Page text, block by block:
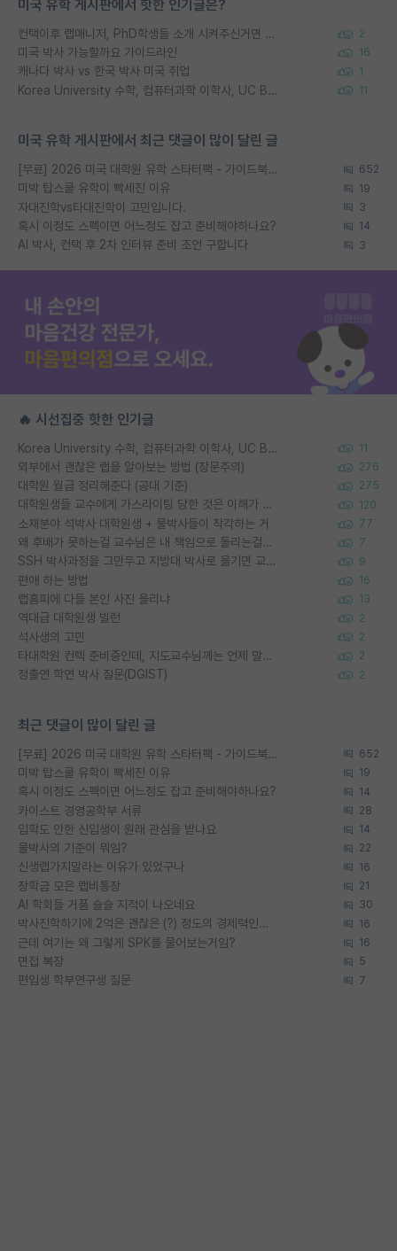
미국 유학 게시판에서 핫한 인기글은?
컨택이후 랩매니저, PhD학생들 소개 시켜주신거면 거의 컨펌에 가깝나요? 2
미국 박사 가능할까요 가이드라인 16
캐나다 박사 vs 한국 박사 미국 취업 1
Korea University 수학, 컴퓨터과학 이학사, UC Berkeley 산업공학 대학원 공학박사가 되는 것은 쉽지 않겠죠? 11
미국 유학 게시판에서 최근 댓글이 많이 달린 글
[무료] 2026 미국 대학원 유학 스타터팩 - 가이드북 & 합격자 컨택메일 템플릿 652
미박 탑스쿨 유학이 빡세진 이유 19
자대진학vs타대진학이 고민입니다. 3
혹시 이정도 스펙이면 어느정도 잡고 준비해야하나요? 14
AI 박사, 컨택 후 2차 인터뷰 준비 조언 구합니다 3
🔥 시선집중 핫한 인기글
Korea University 수학, 컴퓨터과학 이학사, UC Berkeley 산업공학 대학원 공학박사가 되는 것은 쉽지 않겠죠? 11
외부에서 괜찮은 랩을 알아보는 방법 (장문주의) 276
대학원 월급 정리해준다 (공대 기준) 275
대학원생들 교수에게 가스라이팅 당한 것은 이해가 갑니다. 안타깝네요. 120
소재분야 석박사 대학원생 + 물박사들이 착각하는 거 77
왜 후배가 못하는걸 교수님은 내 책임으로 돌리는걸까요? 7
SSH 박사과정을 그만두고 지방대 박사로 옮기면 교수의 꿈은 끝일까요? 9
편애 하는 방법 16
랩홈피에 다들 본인 사진 올리냐 13
역대급 대학원생 빌런 2
석사생의 고민 2
타대학원 컨텍 준비중인데, 지도교수님께는 언제 말씀드려야 할까요? 2
정출연 학연 박사 질문(DGIST) 2
최근 댓글이 많이 달린 글
[무료] 2026 미국 대학원 유학 스타터팩 - 가이드북 & 합격자 컨택메일 템플릿 652
미박 탑스쿨 유학이 빡세진 이유 19
혹시 이정도 스펙이면 어느정도 잡고 준비해야하나요? 14
카이스트 경영공학부 서류 28
입학도 안한 신입생이 원래 관심을 받나요 14
물박사의 기준이 뭐임? 22
신생랩가지말라는 이유가 있었구나 16
장학금 모은 랩비통장 21
AI 학회들 거품 슬슬 지적이 나오네요 30
박사진학하기에 2억은 괜찮은 (?) 정도의 경제력인가요 16
근데 여기는 왜 그렇게 SPK를 물어보는거임? 16
면접 복장 5
편입생 학부연구생 질문 7